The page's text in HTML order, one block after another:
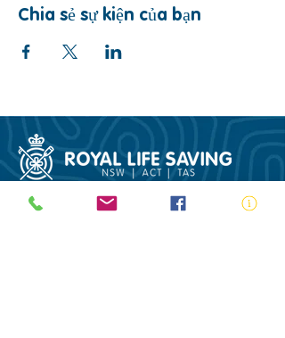
Chia sẻ sự kiện của bạn
ABN: 73 000 580 825